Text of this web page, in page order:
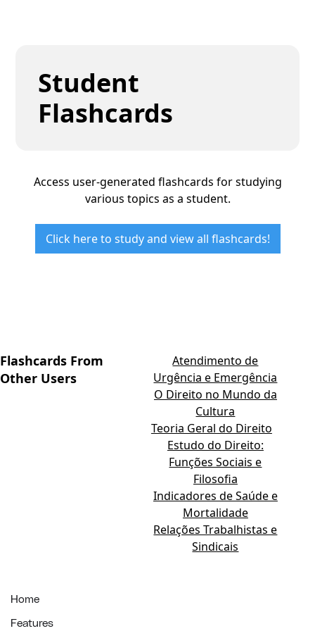
Student
Flashcards
Access user-generated flashcards for studying
various topics as a student.
Click here to study and view all flashcards!
Flashcards From
Other Users
Atendimento de
Urgência e Emergência
O Direito no Mundo da
Cultura
Teoria Geral do Direito
Estudo do Direito:
Funções Sociais e
Filosofia
Indicadores de Saúde e
Mortalidade
Relações Trabalhistas e
Sindicais
Home
Features